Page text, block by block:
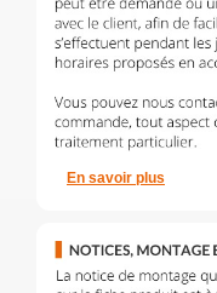
En savoir plus